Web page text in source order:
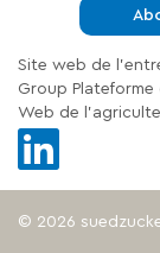
Site web de
Group
Web de
© 2026